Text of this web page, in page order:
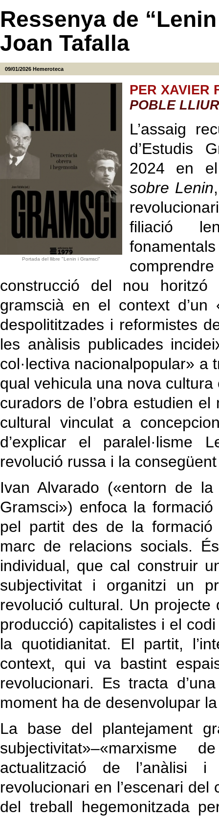
Ressenya de
Joan Tafalla
09/01/2026 Hemeroteca
Portada del llibre "Lenin i Gramsci"
PER XAVIER
POBLE
L’assaig
d’Estudis
2024 en
sobre Lenin
filiació
construcció del nou horitzó
gramscià en el context d’un
despolititzades i reformistes
les anàlisis publicades
col·lectiva nacionalpopular»
qual vehicula una nova
curadors de l’obra estudien
cultural vinculat a
d’explicar el paralel·lisme
revolució russa i la
Ivan Alvarado («entorn de
Gramsci») enfoca la
pel partit des de la
marc de relacions socials.
individual, que cal construir
subjectivitat i organitzi un
revolució cultural. Un
producció) capitalistes i el
la quotidianitat. El partit,
context, qui va bastint
revolucionari. Es tracta
moment ha de desenvolupar
La base del plantejament
actualització de l’anàlisi
revolucionari en l’escenari
del treball hegemonitzada